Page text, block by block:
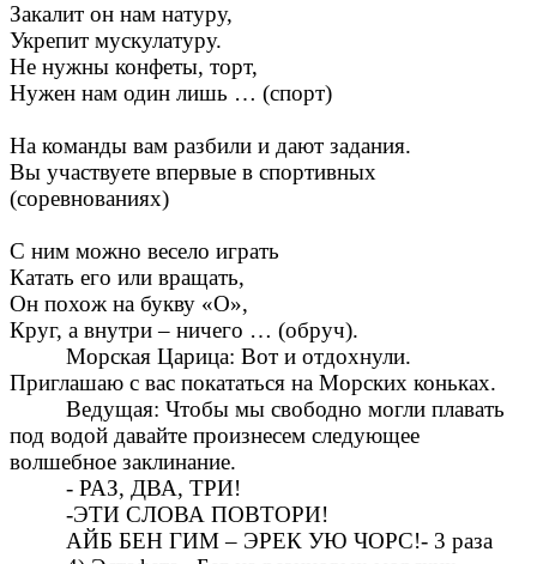
Закалит он нам натуру,
Укрепит мускулатуру.
Не нужны конфеты, торт,
Нужен нам один лишь … (спорт)
На команды вам разбили и дают задания.
Вы участвуете впервые в спортивных
(соревнованиях)
С ним можно весело играть
Катать его или вращать,
Он похож на букву «О»,
Круг, а внутри – ничего … (обруч).
Морская Царица: Вот и отдохнули.
Приглашаю с вас покататься на Морских коньках.
Ведущая: Чтобы мы свободно могли плавать
под водой давайте произнесем следующее
волшебное заклинание.
- РАЗ, ДВА, ТРИ!
-ЭТИ СЛОВА ПОВТОРИ!
АЙБ БЕН ГИМ – ЭРЕК УЮ ЧОРС!- 3 раза